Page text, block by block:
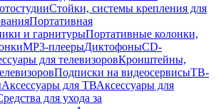
Стойки, системы крепления для
Портативная
и гарнитурыПортативные колонки,
MP3-плеерыДиктофоныCD-
для телевизоровКронштейны,
Подписки на видеосервисыТВ-
Аксессуары для ТВАксессуары для
для ухода за